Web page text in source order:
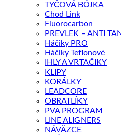
TYČOVÁ BÓJKA
Chod Link
Fluorocarbon
PREVLEK – ANTI
Háčiky PRO
Háčiky Teflonové
IHLY A VRTAČIKY
KLIPY
KORÁLKY
LEADCORE
OBRATLÍKY
PVA PROGRAM
LINE ALIGNERS
NÁVÄZCE